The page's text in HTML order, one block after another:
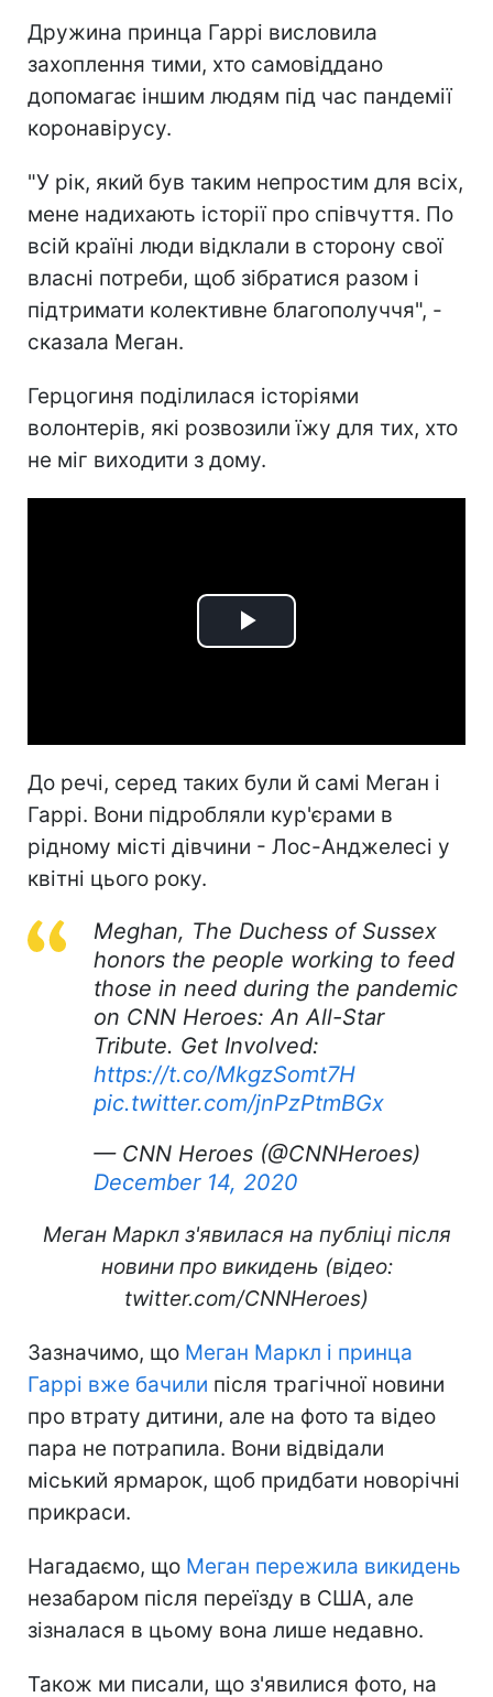
Дружина принца Гаррі висловила
захоплення тими, хто самовіддано
допомагає іншим людям під час пандемії
коронавірусу.
"У рік, який був таким непростим для всіх,
мене надихають історії про співчуття. По
всій країні люди відклали в сторону свої
власні потреби, щоб зібратися разом і
підтримати колективне благополуччя", -
сказала Меган.
Герцогиня поділилася історіями
волонтерів, які розвозили їжу для тих, хто
не міг виходити з дому.
Play
До речі, серед таких були й самі Меган і
Гаррі. Вони підробляли кур'єрами в
рідному місті дівчини - Лос-Анджелесі у
квітні цього року.
Meghan, The Duchess of Sussex
honors the people working to feed
those in need during the pandemic
on CNN Heroes: An All-Star
Tribute. Get Involved:
https://t.co/MkgzSomt7H
pic.twitter.com/jnPzPtmBGx
— CNN Heroes (@CNNHeroes)
December 14, 2020
Меган Маркл з'явилася на публіці після
новини про викидень (відео:
twitter.com/CNNHeroes)
Зазначимо, що Меган Маркл і принца
Гаррі вже бачили після трагічної новини
про втрату дитини, але на фото та відео
пара не потрапила. Вони відвідали
міський ярмарок, щоб придбати новорічні
прикраси.
Нагадаємо, що Меган пережила викидень
незабаром після переїзду в США, але
зізналася в цьому вона лише недавно.
Також ми писали, що з'явилися фото, на